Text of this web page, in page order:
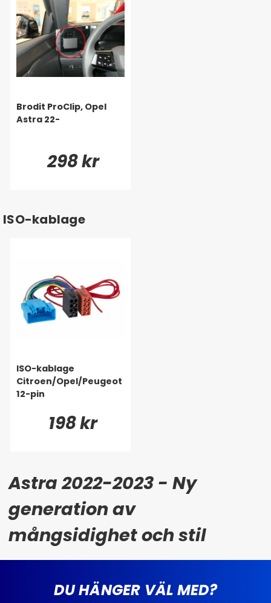
Brodit ProClip, Opel
Astra 22-
298 kr
ISO-kablage
ISO-kablage
Citroen/Opel/Peugeot
12-pin
198 kr
Astra 2022-2023 - Ny
generation av
mångsidighet och stil
DU HÄNGER VÄL MED?